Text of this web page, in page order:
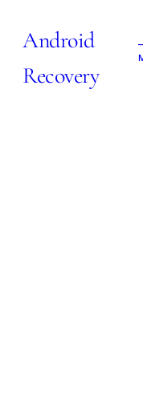
Android
Recovery